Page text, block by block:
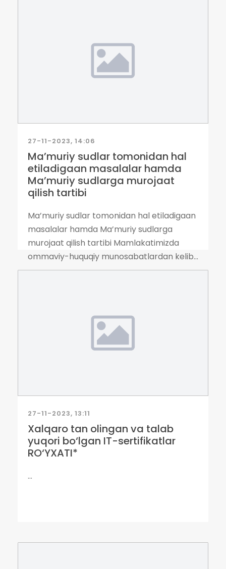
27-11-2023, 14:06
Ma’muriy sudlar tomonidan hal
etiladigaan masalalar hamda
Ma’muriy sudlarga murojaat
qilish tartibi
Ma’muriy sudlar tomonidan hal etiladigaan
masalalar hamda Ma’muriy sudlarga
murojaat qilish tartibi Mamlakatimizda
ommaviy-huquqiy munosabatlardan kelib...
27-11-2023, 13:11
Xalqaro tan olingan va talab
yuqori bo‘lgan IT-sertifikatlar
RO‘YXATI*
...